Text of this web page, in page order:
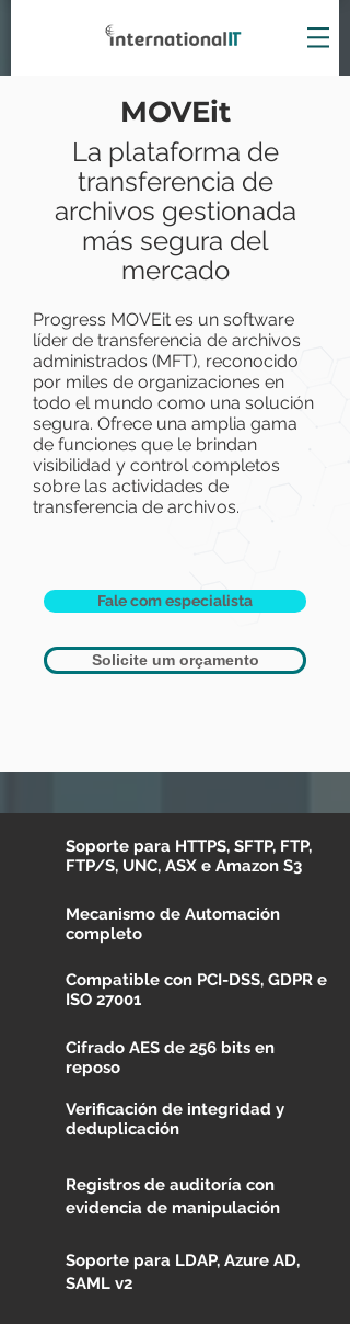
MOVEit
La plataforma de
transferencia de
archivos gestionada
más segura del
mercado
Progress MOVEit es un software
líder de transferencia de archivos
administrados (MFT), reconocido
por miles de organizaciones en
todo el mundo como una solución
segura. Ofrece una amplia gama
de funciones que le brindan
visibilidad y control completos
sobre las actividades de
transferencia de archivos.
Fale com especialista
Solicite um orçamento
Soporte para HTTPS, SFTP, FTP,
FTP/S, UNC, ASX e Amazon S3
Mecanismo de Automación
completo
Compatible con PCI-DSS, GDPR e
ISO 27001
Cifrado AES de 256 bits en
reposo
Verificación de integridad y
deduplicación
Registros de auditoría con
evidencia de manipulación
Soporte para LDAP, Azure AD,
SAML v2